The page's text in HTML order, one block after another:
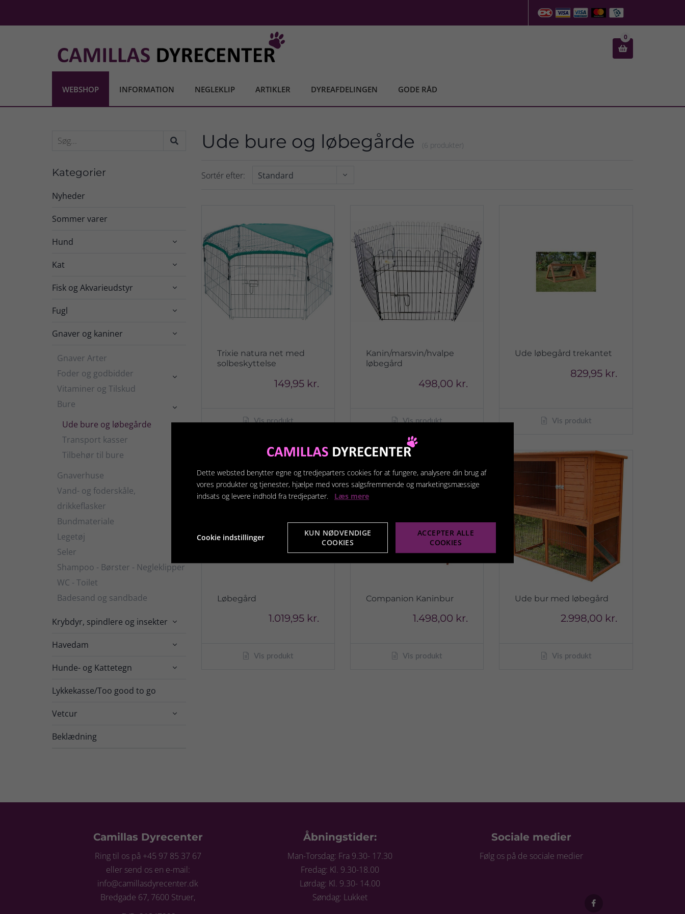

0
WEBSHOP INFORMATION NEGLEKLIP ARTIKLER DYREAFDELINGEN GODE RÅD
Kategorier
Nyheder
Sommer varer
Hund 
Kat 
Fisk og Akvarieudstyr 
Fugl 
Gnaver og kaniner 
Gnaver Arter
Foder og godbidder

Vitaminer og Tilskud
Bure

Ude bure og løbegårde
Transport kasser
Tilbehør til bure
Gnaverhuse
Vand- og foderskåle,
drikkeflasker
Bundmateriale
Legetøj
Seler
Shampoo - Børster - Negleklipper
WC - Toilet
Badesand og sandbade
Krybdyr, spindlere og insekter 
Havedam 
Hunde- og Kattetegn 
Lykkekasse/Too good to go
Vetcur 
Beklædning
Ude bure og løbegårde (6 produkter)
Sortér efter:
Trixie natura net med
solbeskyttelse
149,95 kr.
Vis produkt
Kanin/marsvin/hvalpe
løbegård
498,00 kr.
Vis produkt
Ude løbegård trekantet
829,95 kr.
Vis produkt
Løbegård
1.019,95 kr.
Vis produkt
Companion Kaninbur
1.498,00 kr.
Vis produkt
Ude bur med løbegård
2.998,00 kr.
Vis produkt
Camillas Dyrecenter
Ring til os på +45 97 85 37 67
eller send os en e-mail:
info@camillasdyrecenter.dk
Bredgade 67, 7600 Struer,
Åbningstider:
Man-Torsdag: Fra 9.30- 17.30
Fredag: Kl. 9.30-18.00
Lørdag: Kl. 9.30- 14.00
Søndag: Lukket
Sociale medier
Følg os på de sociale medier
Dette websted benytter egne og tredjeparters cookies for at fungere, analysere din brug af
vores produkter og tjenester, hjælpe med vores salgsfremmende og marketingsmæssige
indsats og levere indhold fra tredjeparter. Læs mere
Cookie indstillinger
KUN NØDVENDIGE
COOKIES
ACCEPTER ALLE
COOKIES